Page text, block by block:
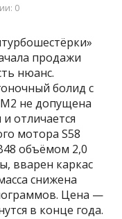
0
продажи
нюанс.
болид с
не допущена
отличается
мотора S58
объёмом 2,0
вварен каркас
снижена
Цена —
в конце года.